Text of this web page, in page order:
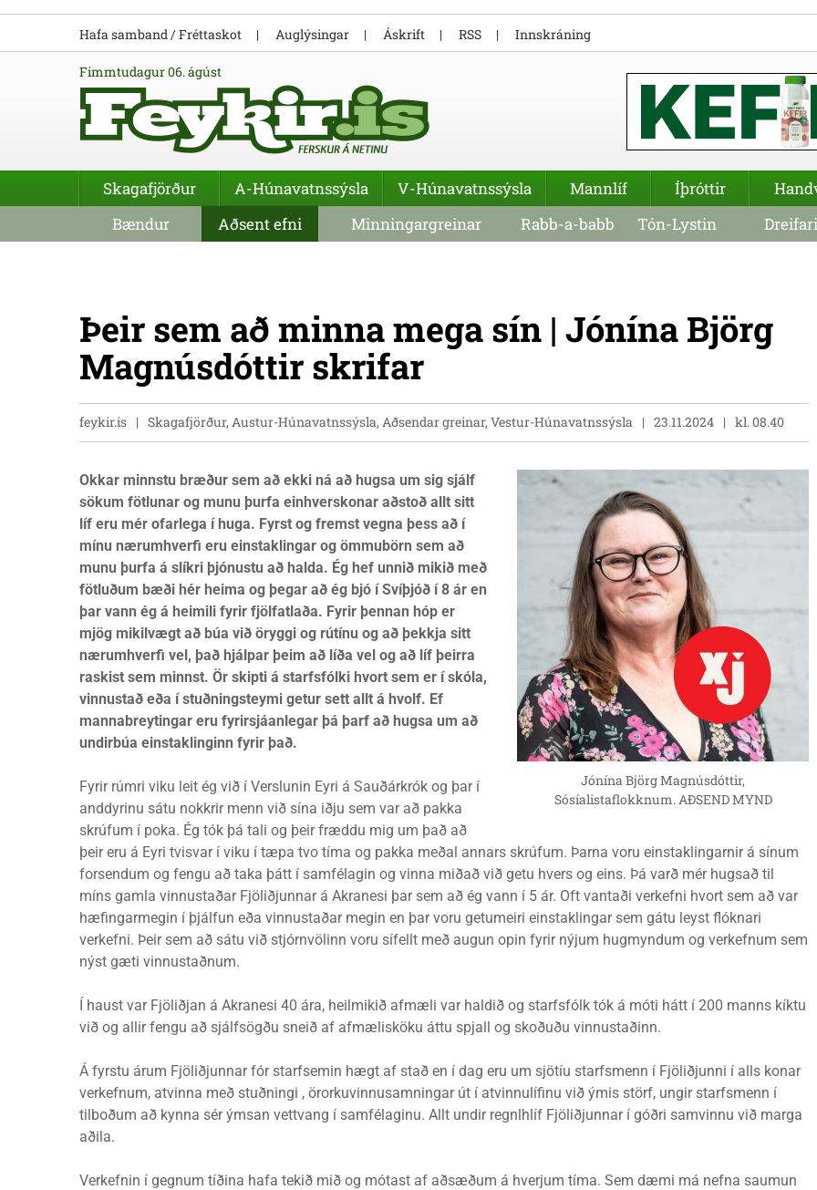
fimmtudagur 06. ágúst
Þeir sem að minna mega sín | Jónína Björg
Magnúsdóttir skrifar
feykir.is Skagafjörður, Austur-Húnavatnssýsla, Aðsendar greinar, Vestur-Húnavatnssýsla 23.11.2024 kl. 08.40
Jónína Björg Magnúsdóttir,
Sósíalistaflokknum. AÐSEND MYND
Okkar minnstu bræður sem að ekki ná að hugsa um sig sjálf
sökum fötlunar og munu þurfa einhverskonar aðstoð allt sitt
líf eru mér ofarlega í huga. Fyrst og fremst vegna þess að í
mínu nærumhverfi eru einstaklingar og ömmubörn sem að
munu þurfa á slíkri þjónustu að halda. Ég hef unnið mikið með
fötluðum bæði hér heima og þegar að ég bjó í Svíþjóð í 8 ár en
þar vann ég á heimili fyrir fjölfatlaða. Fyrir þennan hóp er
mjög mikilvægt að búa við öryggi og rútínu og að þekkja sitt
nærumhverfi vel, það hjálpar þeim að líða vel og að líf þeirra
raskist sem minnst. Ör skipti á starfsfólki hvort sem er í skóla,
vinnustað eða í stuðningsteymi getur sett allt á hvolf. Ef
mannabreytingar eru fyrirsjáanlegar þá þarf að hugsa um að
undirbúa einstaklinginn fyrir það.
Fyrir rúmri viku leit ég við í Verslunin Eyri á Sauðárkrók og þar í
anddyrinu sátu nokkrir menn við sína iðju sem var að pakka
skrúfum í poka. Ég tók þá tali og þeir fræddu mig um það að
þeir eru á Eyri tvisvar í viku í tæpa tvo tíma og pakka meðal annars skrúfum. Þarna voru einstaklingarnir á sínum
forsendum og fengu að taka þátt í samfélagin og vinna miðað við getu hvers og eins. Þá varð mér hugsað til
míns gamla vinnustaðar Fjöliðjunnar á Akranesi þar sem að ég vann í 5 ár. Oft vantaði verkefni hvort sem að var
hæfingarmegin í þjálfun eða vinnustaðar megin en þar voru getumeiri einstaklingar sem gátu leyst flóknari
verkefni. Þeir sem að sátu við stjórnvölinn voru sífellt með augun opin fyrir nýjum hugmyndum og verkefnum sem
nýst gæti vinnustaðnum.
Í haust var Fjöliðjan á Akranesi 40 ára, heilmikið afmæli var haldið og starfsfólk tók á móti hátt í 200 manns kíktu
við og allir fengu að sjálfsögðu sneið af afmælisköku áttu spjall og skoðuðu vinnustaðinn.
Á fyrstu árum Fjöliðjunnar fór starfsemin hægt af stað en í dag eru um sjötíu starfsmenn í Fjöliðjunni í alls konar
verkefnum, atvinna með stuðningi , örorkuvinnusamningar út í atvinnulífinu við ýmis störf, ungir starfsmenn í
tilboðum að kynna sér ýmsan vettvang í samfélaginu. Allt undir regnlhlíf Fjöliðjunnar í góðri samvinnu við marga
aðila.
Verkefnin í gegnum tíðina hafa tekið mið og mótast af aðsæðum á hverjum tíma. Sem dæmi má nefna saumun
Hafa samband / Fréttaskot Auglýsingar Áskrift RSS Innskráning
Skagafjörður A-Húnavatnssýsla V-Húnavatnssýsla Mannlíf Íþróttir
Bændur
Aðsent efni Minningargreinar Rabb-a-babb Tón-Lystin